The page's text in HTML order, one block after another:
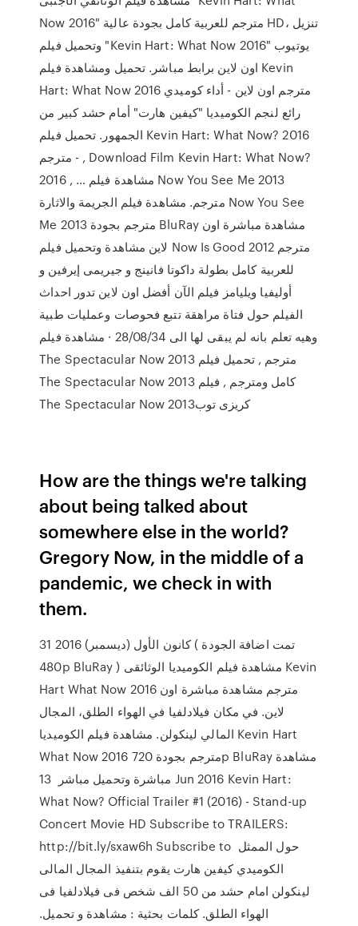
Now 2016" مترجم للعربية كامل بجودة عالية HD، تنزيل
وتحميل فيلم "Kevin Hart: What Now 2016" يوتيوب
اون لاين برابط مباشر. تحميل ومشاهدة فيلم Kevin
Hart: What Now 2016 مترجم اون لاين - أداء كوميدي
رائع لنجم الكوميديا "كيفين هارت" أمام حشد كبير من
الجمهور. تحميل فيلم Kevin Hart: What Now? 2016
مترجم - , Download Film Kevin Hart: What Now?
2016 , … مشاهدة فيلم Now You See Me 2013
مترجم. مشاهدة فيلم الجريمة والاثارة Now You See
Me 2013 مترجم بجودة BluRay مشاهدة مباشرة اون
لاين مشاهدة وتحميل فيلم Now Is Good 2012 مترجم
للعربية كامل بطولة داكوتا فانينج و جيريمى إيرفين و
أوليفيا ويليامز فيلم الآن أفضل اون لاين تدور احداث
الفيلم حول فتاة مراهقة تتبع فحوصات وعمليات طبية
وهيه تعلم بانه لم يبقى لها الى 28/08/34 · مشاهدة فيلم
The Spectacular Now 2013 مترجم , تحميل فيلم
The Spectacular Now 2013 كامل ومترجم , فيلم
The Spectacular Now 2013كريزى توب
How are the things we're talking
about being talked about
somewhere else in the world?
Gregory Now, in the middle of a
pandemic, we check in with
them.
31 كانون الأول (ديسمبر) 2016 ( تمت اضافة الجودة
480p BluRay ) مشاهدة فيلم الكوميديا الوثائقى Kevin
Hart What Now 2016 مترجم مشاهدة مباشرة اون
لاين. في مكان فيلادلفيا في الهواء الطلق، المجال
المالي لينكولن. مشاهدة فيلم الكوميديا Kevin Hart
What Now 2016 مترجم بجودة 720p BluRay مشاهدة
مباشرة وتحميل مباشر 13 Jun 2016 Kevin Hart:
What Now? Official Trailer #1 (2016) - Stand-up
Concert Movie HD Subscribe to TRAILERS:
http://bit.ly/sxaw6h Subscribe to حول الممثل
الكوميدي كيفين هارت يقوم بتنفيذ المجال المالى
لينكولن امام حشد من 50 الف شخص فى فيلادلفيا فى
الهواء الطلق. كلمات بحثية : مشاهدة و تحميل.